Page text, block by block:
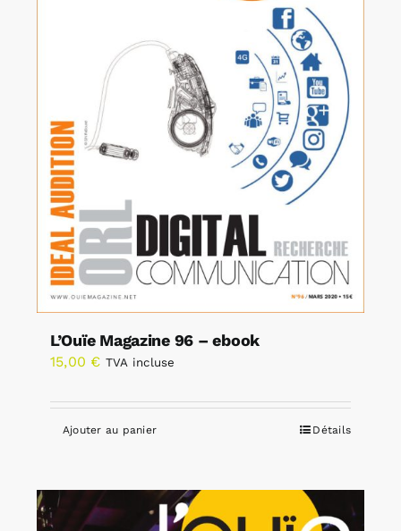
L’Ouïe Magazine 96 – ebook
15,00 € TVA incluse
Ajouter au panier Détails